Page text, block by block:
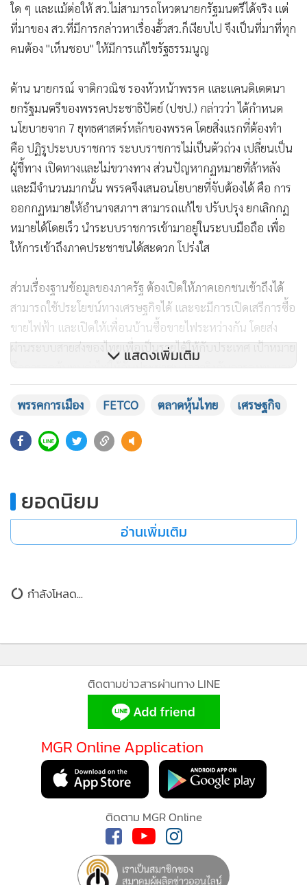
ใด ๆ และแม้ต่อให้ สว.ไม่สามารถโหวตนายกรัฐมนตรีได้จริง แต่
ที่มาของ สว.ที่มีการกล่าวหาเรื่องฮั้วสว.ก็เงียบไป จึงเป็นที่มาที่ทุก
คนต้อง "เห็นชอบ" ให้มีการแก้ไขรัฐธรรมนูญ
ด้าน นายกรณ์ จาติกวณิช รองหัวหน้าพรรค และแคนดิเดตนา
ยกรัฐมนตรีของพรรคประชาธิปัตย์ (ปชป.) กล่าวว่า ได้กำหนด
นโยบายจาก 7 ยุทธศาสตร์หลักของพรรค โดยสิ่งแรกที่ต้องทำ
คือ ปฏิรูประบบราชการ ระบบราชการไม่เป็นตัวถ่วง เปลี่ยนเป็น
ผู้ชี้ทาง เปิดทางและไม่ขวางทาง ส่วนปัญหากฏหมายที่ล้าหลัง
และมีจำนวนมากนั้น พรรคจึงเสนอนโยบายที่จับต้องได้ คือ การ
ออกกฏหมายให้อำนาจสภาฯ สามารถแก้ไข ปรับปรุง ยกเลิกกฏ
หมายได้โดยเร็ว นำระบบราชการเข้ามาอยู่ในระบบมือถือ เพื่อ
ให้การเข้าถึงภาคประชาชนได้สะดวก โปร่งใส
ส่วนเรื่องฐานข้อมูลของภาครัฐ ต้องเปิดให้ภาคเอกชนเข้าถึงได้
สามารถใช้ประโยชน์ทางเศรษฐกิจได้ และจะมีการเปิดเสรีการซื้อ
ขายไฟฟ้า และเปิดให้เพื่อนบ้านซื้อขายไฟระหว่างกัน โดยส่ง
ผ่านระบบสายส่งของไทยเพื่อเป็นรายได้ให้กับประเทศ เป้าหมาย
คือการลดต้นทุนค่าไฟให้กับประชาชน เอาจริงกับการลงทุนและ
ซื้อไฟฟ้าหมุนเวียนจากประเทศเพื่อนบ้าน
เกษตร เพิ่มอำนาจต่อรองของเกษตรกร ผ่านการปฏิรูประบบ
ของจีดีพีให้ได้
นายกรณ์ กล่าวว่า สิ่งสำคัญ คือ การทำบ้านเมืองให้การเมือง
เทาออกจากระบบเศรษฐกิจและตลาดทุนได้
ประเด็นคำถามประชามติเปิดกว้างมากเกินไป เพราะหากรัฐบาล
มีความตั้งใจว่าจะไม่มีการแก้ไขหมวด 1 หมวด 2 และต้องการ
หลีกเลี่ยงความขัดแย้งในสังคม ก็ควรระบุชัดเจนไปในคำถาม
ตั้งแต่แรก ว่านอกเหนือจาก หมวด 1 หมวด 2 เห็นควรให้แก้ไข
ทั้งฉบับหรือไม่ เพราะถ้าเป็นแบบนั้น ตนเชื่อว่าประชาชน
จำนวนมาก จะกล้าตอบด้วยความมั่นใจ
ทั้งนี้ ในส่วนตัวเห็นว่า มีหลายมาตราที่ควรจะมีการแก้ไข และ
ขององค์กรอิสระ ซึ่งทั้ง 2 องค์กร มีความสำคัญต่อเสถียรภาพ
ทางการเมือง และเศรษฐกิจของประเทศ ต้องปฏิบัติหน้าที่ได้ดี
กว่าที่กฎหมายกำหนดไว้
แสดงเพิ่มเติม
พรรคการเมือง FETCO ตลาดหุ้นไทย เศรษฐกิจ
ยอดนิยม
อ่านเพิ่มเติม
ติดตามข่าวสารผ่านทาง LINE
MGR Online Application